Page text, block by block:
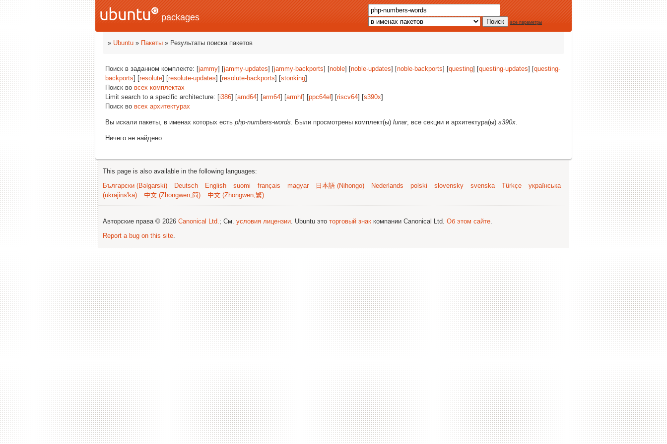
packages все параметры
» Ubuntu » Пакеты » Результаты поиска пакетов
Поиск в заданном комплекте: [jammy] [jammy-updates] [jammy-backports] [noble] [noble-updates] [noble-backports] [questing] [questing-updates] [questing-
backports] [resolute] [resolute-updates] [resolute-backports] [stonking]
Поиск во всех комплектах
Limit search to a specific architecture: [i386] [amd64] [arm64] [armhf] [ppc64el ] [riscv64] [s390x]
Поиск во всех архитектурах
Вы искали пакеты, в именах которых есть php-numbers-words. Были просмотрены комплект(ы) lunar, все секции и архитектура(ы) s390x.
Ничего не найдено
This page is also available in the following languages:
Български (Bəlgarski)
Deutsch English suomi français magyar 日本語 (Nihongo) Nederlands polski slovensky svenska Türkçe
українська
(ukrajins'ka)
中文 (Zhongwen,简) 中文 (Zhongwen,繁)
Авторские права © 2026 Canonical Ltd.; См. условия лицензии. Ubuntu это торговый знак компании Canonical Ltd. Об этом сайте.
Report a bug on this site.